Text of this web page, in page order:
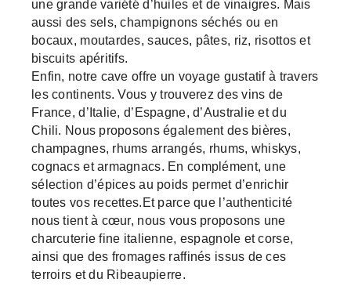
une grande variété d’huiles et de vinaigres. Mais
aussi des sels, champignons séchés ou en
bocaux, moutardes, sauces, pâtes, riz, risottos et
biscuits apéritifs.
Enfin, notre cave offre un voyage gustatif à travers
les continents. Vous y trouverez des vins de
France, d’Italie, d’Espagne, d’Australie et du
Chili. Nous proposons également des bières,
champagnes, rhums arrangés, rhums, whiskys,
cognacs et armagnacs. En complément, une
sélection d’épices au poids permet d’enrichir
toutes vos recettes.Et parce que l’authenticité
nous tient à cœur, nous vous proposons une
charcuterie fine italienne, espagnole et corse,
ainsi que des fromages raffinés issus de ces
terroirs et du Ribeaupierre.